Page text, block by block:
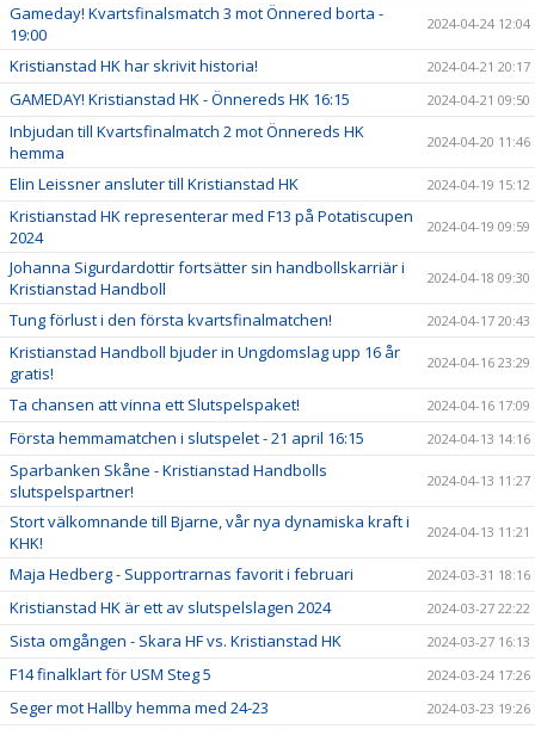
Gameday! Kvartsfinalsmatch 3 mot Önnered borta -
19:00
2024-04-24 12:04
Kristianstad HK har skrivit historia! 2024-04-21 20:17
GAMEDAY! Kristianstad HK - Önnereds HK 16:15 2024-04-21 09:50
Inbjudan till Kvartsfinalmatch 2 mot Önnereds HK
hemma
2024-04-20 11:46
Elin Leissner ansluter till Kristianstad HK 2024-04-19 15:12
Kristianstad HK representerar med F13 på Potatiscupen
2024
2024-04-19 09:59
Johanna Sigurdardottir fortsätter sin handbollskarriär i
Kristianstad Handboll
2024-04-18 09:30
Tung förlust i den första kvartsfinalmatchen! 2024-04-17 20:43
Kristianstad Handboll bjuder in Ungdomslag upp 16 år
gratis!
2024-04-16 23:29
Ta chansen att vinna ett Slutspelspaket! 2024-04-16 17:09
Första hemmamatchen i slutspelet - 21 april 16:15 2024-04-13 14:16
Sparbanken Skåne - Kristianstad Handbolls
slutspelspartner!
2024-04-13 11:27
Stort välkomnande till Bjarne, vår nya dynamiska kraft i
KHK!
2024-04-13 11:21
Maja Hedberg - Supportrarnas favorit i februari 2024-03-31 18:16
Kristianstad HK är ett av slutspelslagen 2024 2024-03-27 22:22
Sista omgången - Skara HF vs. Kristianstad HK 2024-03-27 16:13
F14 finalklart för USM Steg 5 2024-03-24 17:26
Seger mot Hallby hemma med 24-23 2024-03-23 19:26